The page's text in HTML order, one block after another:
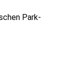
Park-